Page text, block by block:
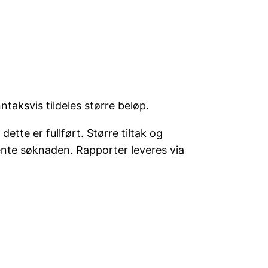
tildeles større beløp.
er fullført. Større tiltak og
søknaden. Rapporter leveres via